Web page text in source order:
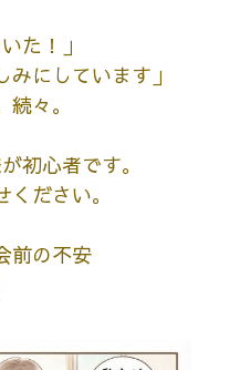
た！」
みにしています」
々。
初心者です。
ださい。
前の不安